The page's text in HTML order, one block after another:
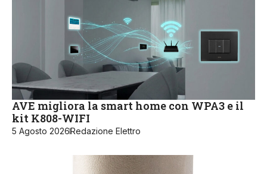
AVE migliora la smart home con WPA3 e il
kit K808-WIFI
5 Agosto 2026Redazione Elettro